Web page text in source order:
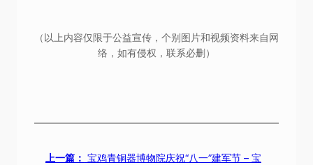
（以上内容仅限于公益宣传，个别图片和视频资料来自网
络，如有侵权，联系必删）
上一篇： 宝鸡青铜器博物院庆祝“八一”建军节 – 宝